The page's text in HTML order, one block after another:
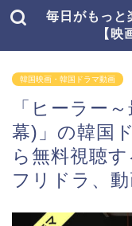
毎日がもっと
【
韓国映画・韓国ドラマ動画
「ヒーラー
幕)」の韓国
ら無料視聴
フリドラ、